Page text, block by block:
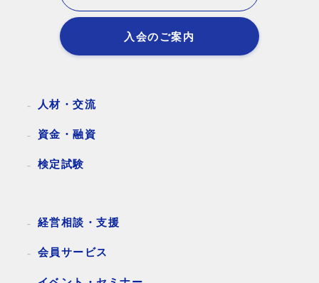
入会のご案内
人材・交流
資金・融資
検定試験
経営相談・支援
会員サービス